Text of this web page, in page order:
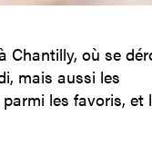
Chantilly, où se
mais aussi les
les favoris, et